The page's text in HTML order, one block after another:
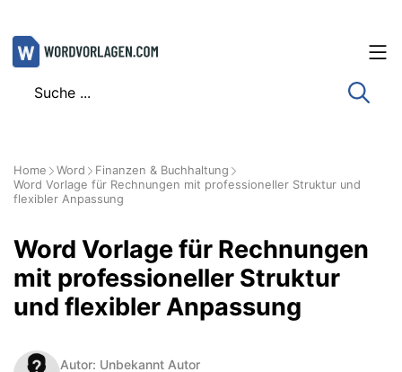
Zum
Inhalt
Home Word
Finanzen & Buchhaltung
Word Vorlage für Rechnungen mit professioneller Struktur und
flexibler Anpassung
Word Vorlage für Rechnungen
mit professioneller Struktur
und flexibler Anpassung
Autor: Unbekannt Autor